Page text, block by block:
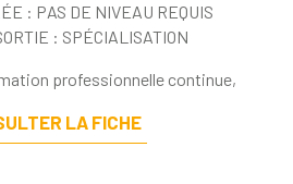
: PAS DE NIVEAU REQUIS
: SPÉCIALISATION
professionnelle continue,
LA FICHE